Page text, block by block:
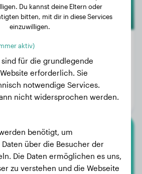
2 Jahre, 6 Monate
Hündinn
Cane Corso
Wesley
Du kannst deine Eltern oder
bitten, mit dir in diese Services
einzuwilligen.
aktiv)
sind für die grundlegende
erforderlich. Sie
notwendige Services.
nicht widersprochen werden.
benötigt, um
über die Besucher der
Die Daten ermöglichen es uns,
zu verstehen und die Webseite